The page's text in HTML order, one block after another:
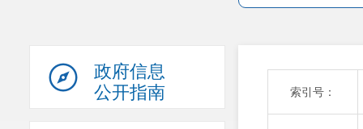
政府信息
公开指南
索引号：